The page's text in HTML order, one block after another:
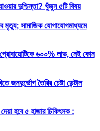
দুশ্চিন্তা? খুঁজুন ৫টি বিষয়
মৃত্যু; সামাজিক যোগাযোগমাধ্যমে
প্রোবায়োটিকে ৬০০% লাভ, নেই কোন
জনদুর্ভোগ তৈরির চেষ্টা ডেন্টাল
হবে ৫ হাজার চিকিৎসক :